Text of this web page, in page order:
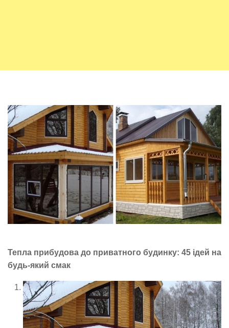
Тепла прибудова до приватного будинку: 45 ідей на
будь-який смак